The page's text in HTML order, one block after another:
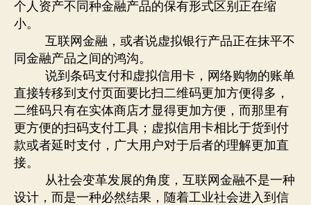
个人资产不同种金融产品的保有形式区别正在缩
小。
互联网金融，或者说虚拟银行产品正在抹平不
同金融产品之间的鸿沟。
说到条码支付和虚拟信用卡，网络购物的账单
直接转移到支付页面要比扫二维码更加方便得多，
二维码只有在实体商店才显得更加方便，而那里有
更方便的扫码支付工具；虚拟信用卡相比于货到付
款或者延时支付，广大用户对于后者的理解更加直
接。
从社会变革发展的角度，互联网金融不是一种
设计，而是一种必然结果，随着工业社会进入到信